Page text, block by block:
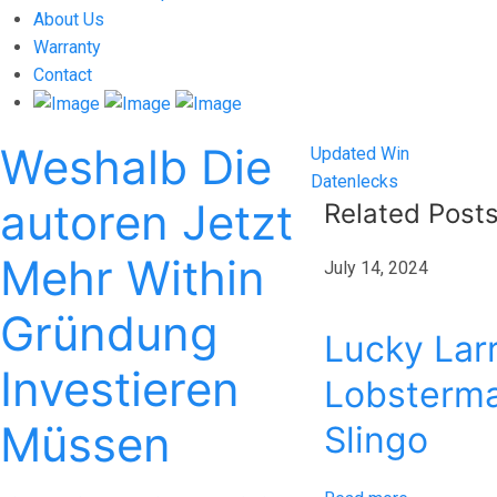
About Us
Warranty
Contact
Weshalb Die
autoren Jetzt
Mehr Within
Gründung
Investieren
Müssen
Post
navigation
Previous
post:
Updated Win
Next
post:
Datenlecks
Related Posts
July 14, 2024
Lucky
Slingo